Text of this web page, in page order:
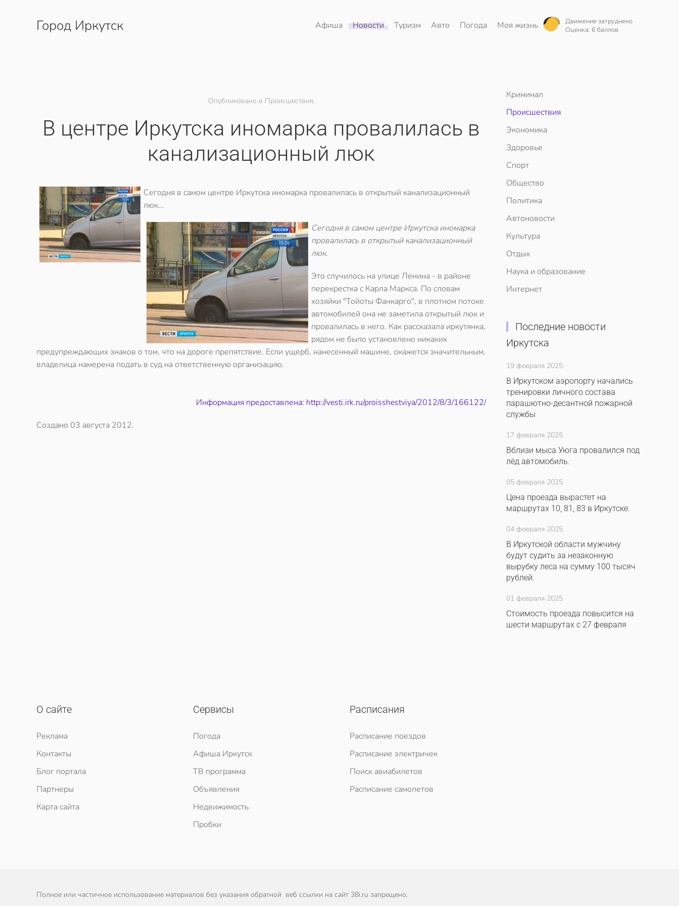
Перейти к содержимому
Город Иркутск Афиша Новости Туризм Авто Погода Моя жизнь
Движение затруднено
Оценка: 6 баллов
Опубликовано в Происшествия.
В центре Иркутска иномарка провалилась в
канализационный люк
Сегодня в самом центре Иркутска иномарка провалилась в открытый канализационный
люк...
Сегодня в самом центре Иркутска иномарка
провалилась в открытый канализационный
люк.
Это случилось на улице Ленина - в районе
перекрестка с Карла Маркса. По словам
хозяйки "Тойоты Фанкарго", в плотном потоке
автомобилей она не заметила открытый люк и
провалилась в него. Как рассказала иркутянка,
рядом не было установлено никаких
предупреждающих знаков о том, что на дороге препятствие. Если ущерб, нанесенный машине, окажется значительным,
владелица намерена подать в суд на ответственную организацию.
Информация предоставлена: http://vesti.irk.ru/proisshestviya/2012/8/3/166122/
Создано 03 августа 2012.
Криминал
Происшествия
Экономика
Здоровье
Спорт
Общество
Политика
Автоновости
Культура
Отдых
Наука и образование
Интернет
Последние новости
Иркутска
19 февраля 2025
В Иркутском аэропорту начались
тренировки личного состава
парашютно-десантной пожарной
службы
17 февраля 2025
Вблизи мыса Уюга провалился под
лёд автомобиль.
05 февраля 2025
Цена проезда вырастет на
маршрутах 10, 81, 83 в Иркутске.
04 февраля 2025
В Иркутской области мужчину
будут судить за незаконную
вырубку леса на сумму 100 тысяч
рублей.
01 февраля 2025
Стоимость проезда повысится на
шести маршрутах с 27 февраля
О сайте
Реклама
Контакты
Блог портала
Партнеры
Карта сайта
Сервисы
Погода
Афиша Иркутск
ТВ программа
Объявления
Недвижимость
Пробки
Расписания
Расписание поездов
Расписание электричек
Поиск авиабилетов
Расписание самолетов
Полное или частичное использование материалов без указания обратной веб ссылки на сайт 38i.ru запрещено.